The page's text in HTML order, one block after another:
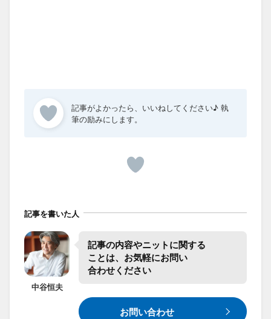
記事を書いた人
中谷恒夫
記事の​内容や​ニットに​関する​
ことは、​お気軽に​お問い​
合わせください
お問い合わせ